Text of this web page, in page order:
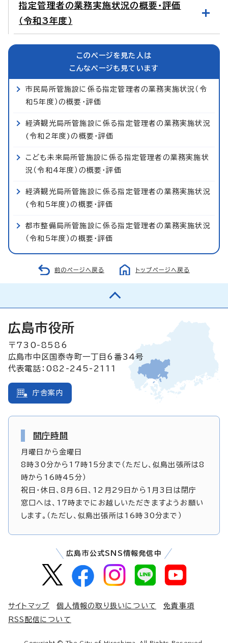
指定管理者の業務実施状況の概要・評価
（令和3年度）
このページを見た人は
こんなページも見ています
市民局所管施設に係る指定管理者の業務実施状況（令
和5年度）の概要・評価
経済観光局所管施設に係る指定管理者の業務実施状況
(令和2年度)の概要・評価
こども未来局所管施設に係る指定管理者の業務実施状
況（令和4年度）の概要・評価
経済観光局所管施設に係る指定管理者の業務実施状況
(令和5年度)の概要・評価
都市整備局所管施設に係る指定管理者の業務実施状況
（令和5年度）の概要・評価
前のページへ戻る トップページへ戻る
広島市役所
〒730-8586
広島市中区国泰寺町一丁目6番34号
代表電話：082-245-2111
庁舎案内
開庁時間
月曜日から金曜日
8時30分から17時15分まで（ただし、似島出張所は8
時から16時45分）
祝日・休日、8月6日、12月29日から1月3日は閉庁
窓口へは、17時までにお越しいただきますようお願い
します。（ただし、似島出張所は16時30分まで）
広島市公式SNS情報発信中
サイトマップ 個人情報の取り扱いについて
免責事項
RSS配信について